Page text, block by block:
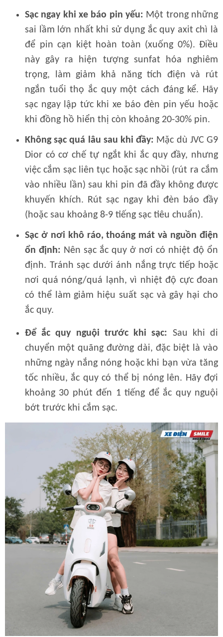
Sạc ngay khi xe báo pin yếu: Một trong những
sai lầm lớn nhất khi sử dụng ắc quy axit chì là
để pin cạn kiệt hoàn toàn (xuống 0%). Điều
này gây ra hiện tượng sunfat hóa nghiêm
trọng, làm giảm khả năng tích điện và rút
ngắn tuổi thọ ắc quy một cách đáng kể. Hãy
sạc ngay lập tức khi xe báo đèn pin yếu hoặc
khi đồng hồ hiển thị còn khoảng 20-30% pin.
Không sạc quá lâu sau khi đầy: Mặc dù JVC G9
Dior có cơ chế tự ngắt khi ắc quy đầy, nhưng
việc cắm sạc liên tục hoặc sạc nhồi (rút ra cắm
vào nhiều lần) sau khi pin đã đầy không được
khuyến khích. Rút sạc ngay khi đèn báo đầy
(hoặc sau khoảng 8-9 tiếng sạc tiêu chuẩn).
Sạc ở nơi khô ráo, thoáng mát và nguồn điện
ổn định: Nên sạc ắc quy ở nơi có nhiệt độ ổn
định. Tránh sạc dưới ánh nắng trực tiếp hoặc
nơi quá nóng/quá lạnh, vì nhiệt độ cực đoan
có thể làm giảm hiệu suất sạc và gây hại cho
ắc quy.
Để ắc quy nguội trước khi sạc: Sau khi di
chuyển một quãng đường dài, đặc biệt là vào
những ngày nắng nóng hoặc khi bạn vừa tăng
tốc nhiều, ắc quy có thể bị nóng lên. Hãy đợi
khoảng 30 phút đến 1 tiếng để ắc quy nguội
bớt trước khi cắm sạc.